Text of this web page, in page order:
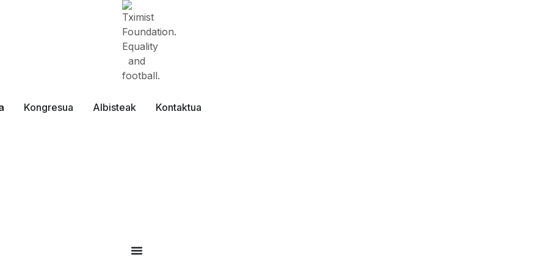
Kongresua Albisteak Kontaktua